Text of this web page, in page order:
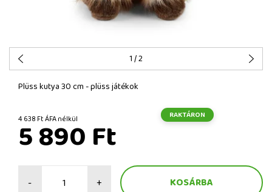
1/ 2
Plüss kutya 30 cm - plüss játékok
4 638 Ft ÁFA nélkül RAKTÁRON
5 890 Ft
- +